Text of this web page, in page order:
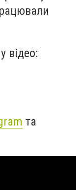
відео:
та